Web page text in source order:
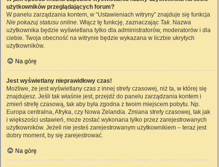
użytkowników przeglądających forum?
W panelu zarządzania kontem, w “Ustawieniach witryny” znajduje się funkcja
Nie pokazuj statusu online. Włącz tę funkcję, zaznaczając Tak. Nazwa
użytkownika będzie wyświetlana tylko dla administratorów, moderatorów i dla
ciebie. Twoja obecność na witrynie będzie wykazana w liczbie ukrytych
użytkowników.
Na górę
Jest wyświetlany nieprawidłowy czas!
Możliwe, że jest wyświetlany czas z innej strefy czasowej, niż ta, w której się
znajdujesz. Jeśli tak właśnie jest, przejdź do panelu zarządzania kontem i
zmień strefę czasową, tak aby była zgodna z twoim miejscem pobytu. Np.
Europa centralna, Afryka, czy Nowa Zelandia. Zmiana strefy czasowej, tak jak
i większości ustawień, może zostać wykonana tylko przez zarejestrowanych
użytkowników. Jeżeli nie jesteś zarejestrowanym użytkownikiem – teraz jest
dobry moment, by się zarejestrować.
Na górę